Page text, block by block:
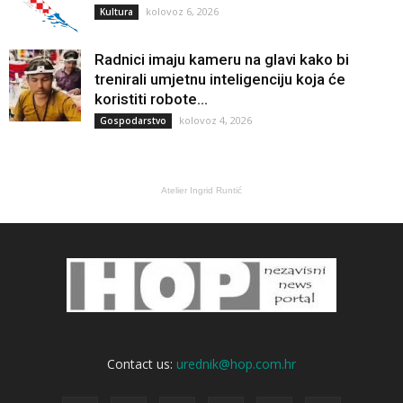
Kultura kolovoz 6, 2026
Radnici imaju kameru na glavi kako bi
trenirali umjetnu inteligenciju koja će
koristiti robote...
Gospodarstvo kolovoz 4, 2026
Atelier Ingrid Runtić
Contact us: urednik@hop.com.hr